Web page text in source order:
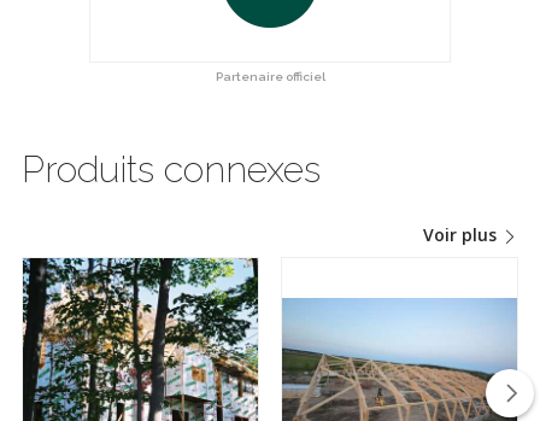
Partenaire officiel
Produits connexes
Voir plus